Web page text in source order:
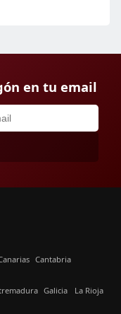
en tu email
Cantabria
Galicia La Rioja